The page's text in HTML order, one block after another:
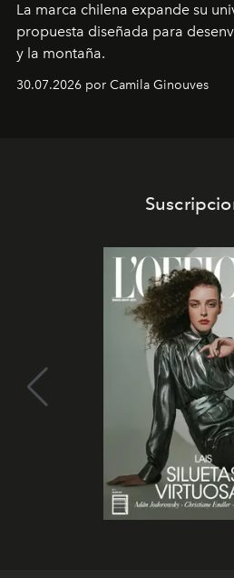
La marca chilena expande su
propuesta diseñada para
y la montaña.
30.07.2026 por Camila Ginouves